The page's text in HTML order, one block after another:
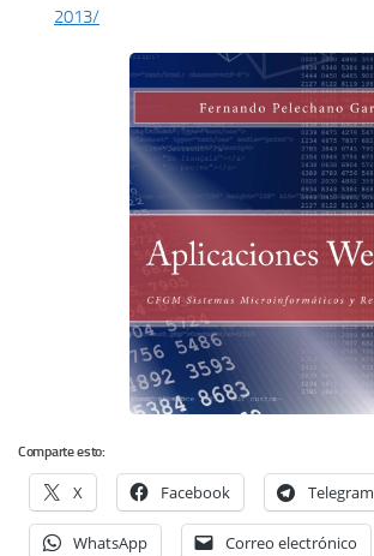
2013/
Comparte esto:
X Facebook Telegram
WhatsApp Correo electrónico